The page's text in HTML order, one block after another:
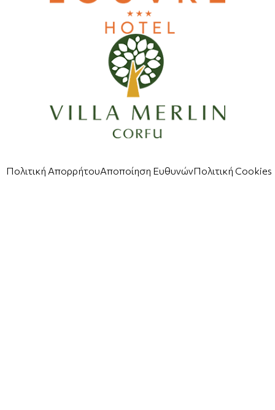
Πολιτική ΑπορρήτουΑποποίηση ΕυθυνώνΠολιτική Cookies